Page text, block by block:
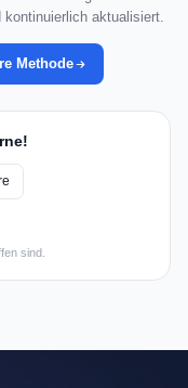
aktualisiert.
Methode
sind.